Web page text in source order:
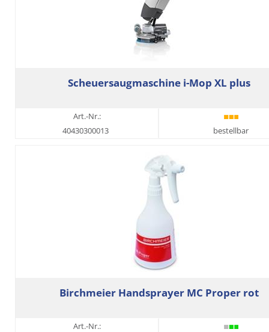
Scheuersaugmaschine i-Mop XL plus
Art.-Nr.:
40430300013
bestellbar
Birchmeier Handsprayer MC Proper rot
Art.-Nr.: